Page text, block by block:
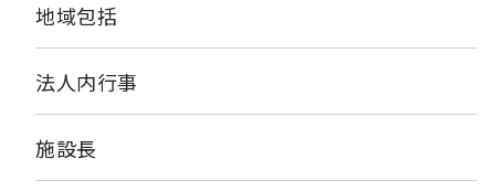
地域包括
法人内行事
施設長